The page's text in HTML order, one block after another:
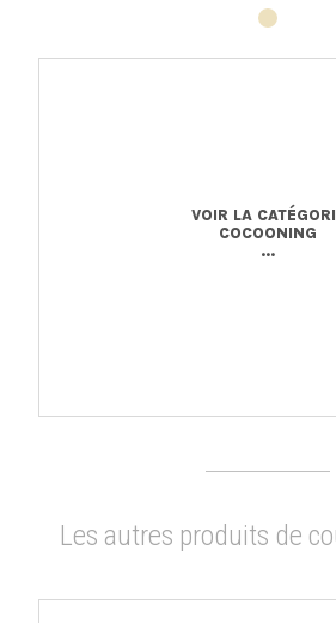
VOIR LA
COCOONING
...
Les autres produits de